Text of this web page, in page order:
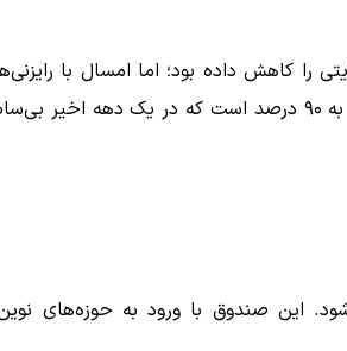
حمایتی را کاهش داده بود؛ اما امسال با
گسترده، این رقم به ۳۰ همت رسیده است. نکته مهم‌تر، افزایش نرخ تخصیص بودجه به ۹۰ درصد است که در یک دهه
این صندوق با ورود به حوزه‌های